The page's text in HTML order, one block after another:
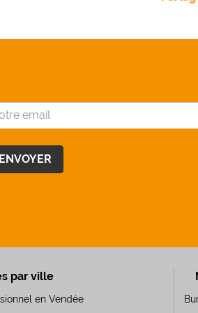
par ville
en Vendée